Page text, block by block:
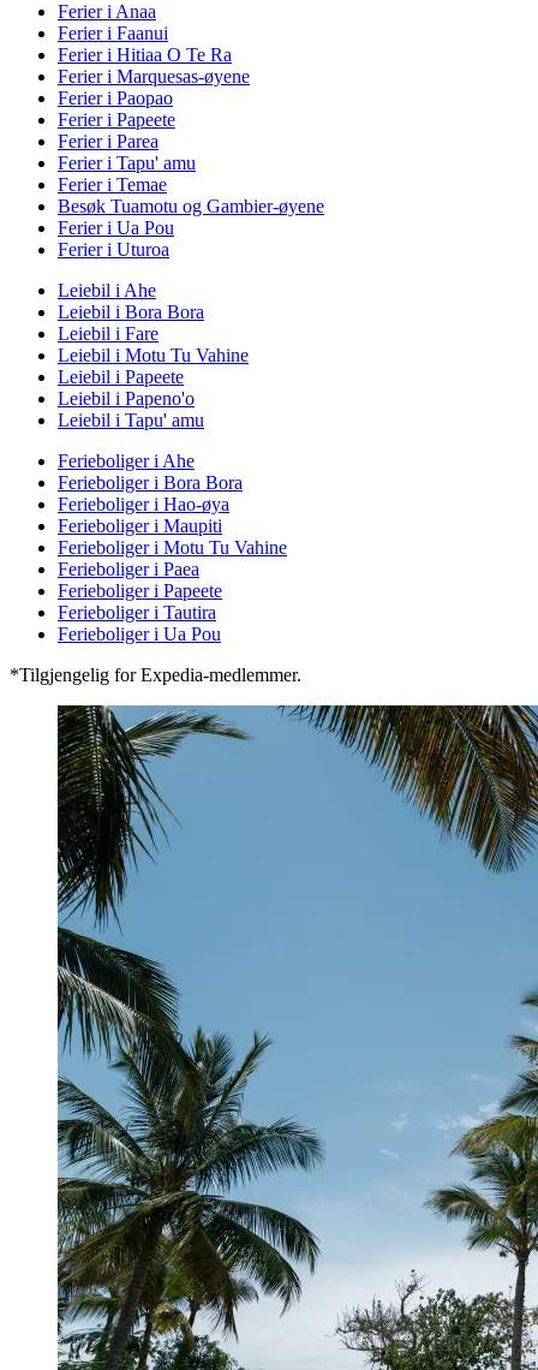
Ferier i Anaa
Ferier i Faanui
Ferier i Hitiaa O Te Ra
Ferier i Marquesas-øyene
Ferier i Paopao
Ferier i Papeete
Ferier i Parea
Ferier i Tapu' amu
Ferier i Temae
Besøk Tuamotu og Gambier-øyene
Ferier i Ua Pou
Ferier i Uturoa
Leiebil i Ahe
Leiebil i Bora Bora
Leiebil i Fare
Leiebil i Motu Tu Vahine
Leiebil i Papeete
Leiebil i Papeno'o
Leiebil i Tapu' amu
Ferieboliger i Ahe
Ferieboliger i Bora Bora
Ferieboliger i Hao-øya
Ferieboliger i Maupiti
Ferieboliger i Motu Tu Vahine
Ferieboliger i Paea
Ferieboliger i Papeete
Ferieboliger i Tautira
Ferieboliger i Ua Pou
*Tilgjengelig for Expedia-medlemmer.